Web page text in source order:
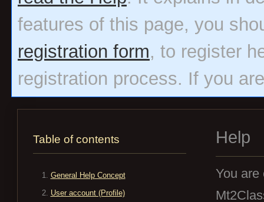
features of this page, you
registration form, to register
registration process. If you
Table of contents
General Help Concept
User account (Profile)
Help
You are